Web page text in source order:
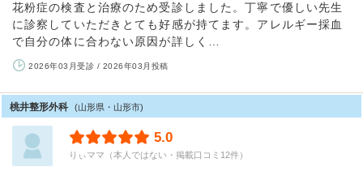
花粉症の検査と治療のため受診しました。丁寧で優しい先生
に診察していただきとても好感が持てます。アレルギー採血
で自分の体に合わない原因が詳しく…
2026年03月受診 / 2026年03月投稿
桃井整形外科 (山形県・山形市)
5.0
りぃママ（本人ではない・掲載口コミ12件）